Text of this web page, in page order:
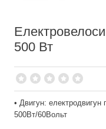
500 Вт
• Двигун: електродвигун
500Вт/60Вольт